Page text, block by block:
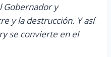
Gobernador y
y la destrucción. Y así
se convierte en el